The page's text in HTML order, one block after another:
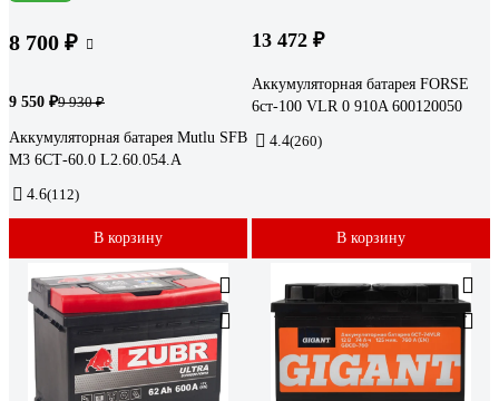
8 700 ₽
9 550 ₽9 930 ₽
Аккумуляторная батарея Mutlu SFB
M3 6СТ-60.0 L2.60.054.A
4.6(112)
В корзину
13 472 ₽
Аккумуляторная батарея FORSE
6ст-100 VLR 0 910A 600120050
4.4(260)
В корзину